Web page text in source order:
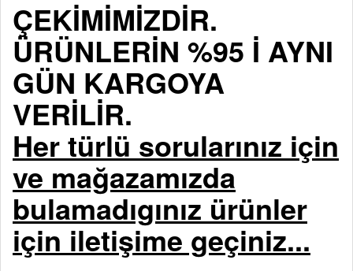
ÇEKİMİMİZDİR.
ÜRÜNLERİN %95 İ AYNI
GÜN KARGOYA
VERİLİR.
Her türlü sorularınız için
ve mağazamızda
bulamadıgınız ürünler
için iletişime geçiniz...